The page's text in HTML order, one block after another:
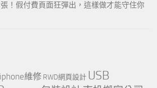
！假付費頁面狂彈出，這樣做才能守住你
iphone維修 RWD網頁設計 USB